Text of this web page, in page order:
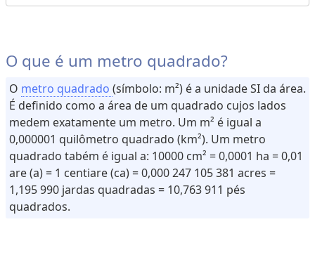
s
a
(
o
u
P
e
s
o
O que é um metro quadrado?
O metro quadrado (símbolo: m²) é a unidade SI da área.
É definido como a área de um quadrado cujos lados
medem exatamente um metro. Um m² é igual a
0,000001 quilômetro quadrado (km²). Um metro
quadrado tabém é igual a: 10000 cm² = 0,0001 ha = 0,01
are (a) = 1 centiare (ca) = 0,000 247 105 381 acres =
1,195 990 jardas quadradas = 10,763 911 pés
quadrados.